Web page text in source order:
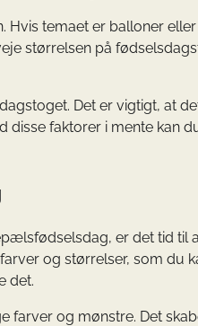
temaet er balloner
størrelsen på
Det er vigtigt, at
disse faktorer i mente kan
er det tid til
og størrelser, som du
det.
farver og mønstre. Det